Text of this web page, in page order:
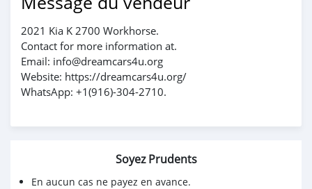
2021 Kia K 2700 Workhorse.
Contact for more information at.
Email: info@dreamcars4u.org
Website: https://dreamcars4u.org/
WhatsApp: +1(916)-304-2710.
Soyez Prudents
En aucun cas ne payez en avance.